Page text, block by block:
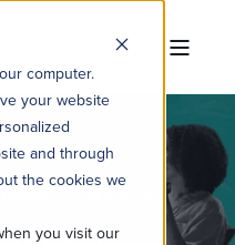
computer.
your website
and through
the cookies we
you visit our